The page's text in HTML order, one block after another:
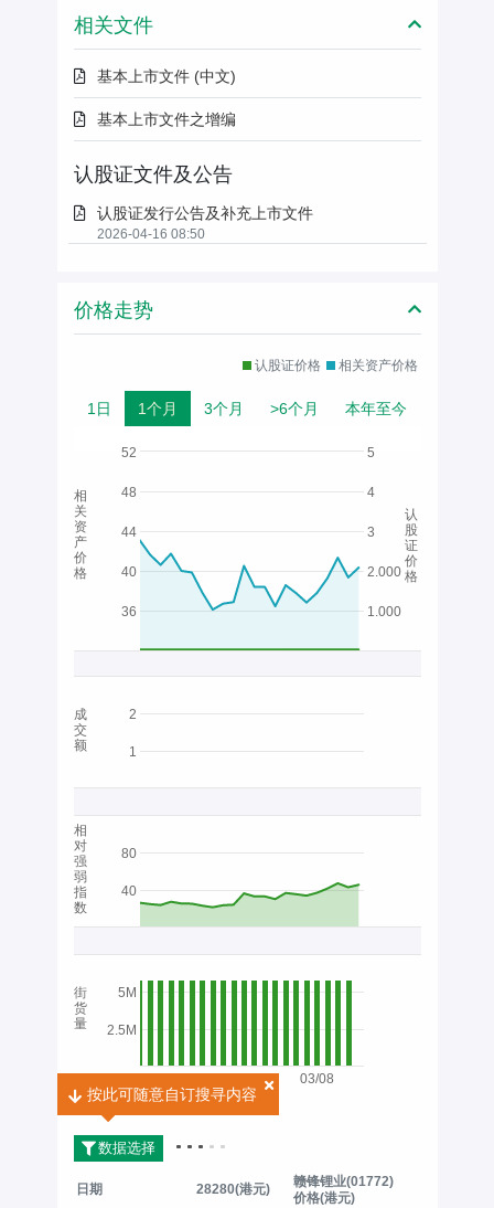
相关文件
基本上市文件 (中文)
基本上市文件之增编
认股证文件及公告
认股证发行公告及补充上市文件
2026-04-16 08:50
价格走势
认股证价格 相关资产价格
1日 1个月 3个月 >6个月 本年至今
03/08
36
40
44
48
52
1.000
2.000
3
4
5
1
2
40
80
2.5M
5M
2026
相
关
资
产
价
格
认
股
证
价
格
成
交
额
相
对
强
弱
指
数
街
货
量
数据选择
按此可随意自订搜寻内容
按此可随意自订搜寻内容
日期 28280(港元)
赣锋锂业(01772)
价格(港元)